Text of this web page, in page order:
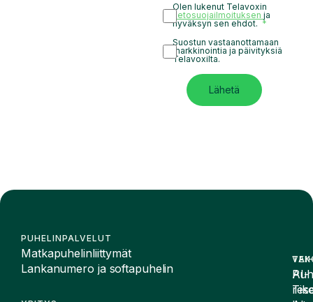
Olen lukenut Telavoxin
tietosuojailmoituksenja
hyväksyn sen ehdot.
Suostun vastaanottamaan
markkinointia ja päivityksiä
Telavoxilta.
Lähetä
PUHELINPALVELUT
Matkapuhelinliittymät
Lankanumero ja softapuhelin
AI-